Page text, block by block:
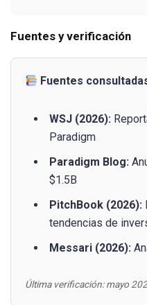
Fuentes y verificación
Fuentes
WSJ (2026):
Paradigm
Paradigm Blog:
$1.5B
PitchBook (2026):
tendencias de
Messari (2026):
Última verificación: mayo